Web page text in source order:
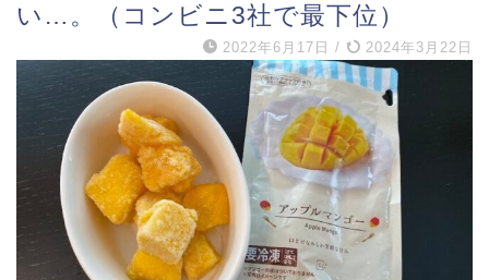
い…。（コンビニ3社で最下位）
2022年6月17日 / 2024年3月22日